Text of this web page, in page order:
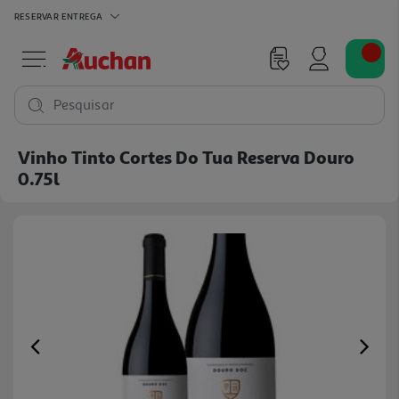
RESERVAR ENTREGA
Pesquisar
Vinho Tinto Cortes Do Tua Reserva Douro
0.75l
Previous